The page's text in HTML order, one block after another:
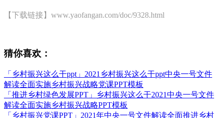
【下载链接】www.yaofangan.com/doc/9328.html
猜你喜欢：
「乡村振兴这么干ppt」2021乡村振兴这么干ppt中央一号文件
解读全面实施乡村振兴战略党课PPT模板
「推进乡村绿色发展PPT」乡村振兴这么干2021中央一号文件
解读全面实施乡村振兴战略PPT模板
「乡村振兴党课PPT」2021年中央一号文件解读全面推进乡村